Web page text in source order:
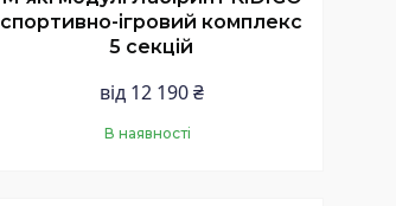
спортивно-ігровий комплекс
5 секцій
від 12 190 ₴
В наявності